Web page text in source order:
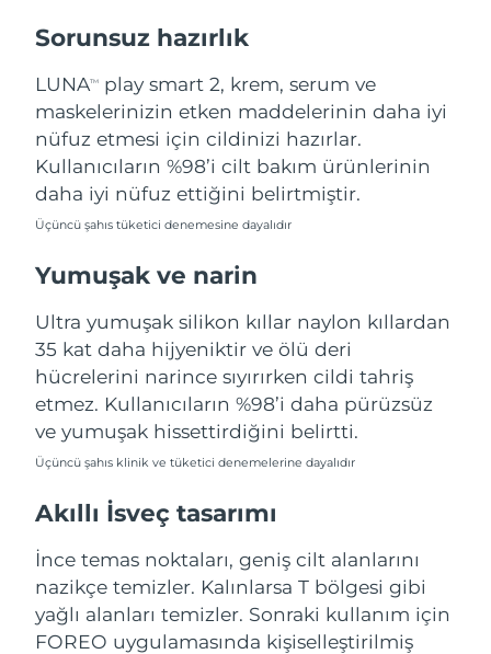
Sorunsuz hazırlık
LUNATM
play smart 2, krem, serum ve
maskelerinizin etken maddelerinin daha iyi
nüfuz etmesi için cildinizi hazırlar.
Kullanıcıların %98’i cilt bakım ürünlerinin
daha iyi nüfuz ettiğini belirtmiştir.
Üçüncü şahıs tüketici denemesine dayalıdır
Yumuşak ve narin
Ultra yumuşak silikon kıllar naylon kıllardan
35 kat daha hijyeniktir ve ölü deri
hücrelerini narince sıyırırken cildi tahriş
etmez. Kullanıcıların %98’i daha pürüzsüz
ve yumuşak hissettirdiğini belirtti.
Üçüncü şahıs klinik ve tüketici denemelerine dayalıdır
Akıllı İsveç tasarımı
İnce temas noktaları, geniş cilt alanlarını
nazikçe temizler. Kalınlarsa T bölgesi gibi
yağlı alanları temizler. Sonraki kullanım için
FOREO uygulamasında kişiselleştirilmiş
Polonya
Portekiz
Tahmini teslim tarihi
09/08/2026
Porto Riko
Tahmini teslim tarihi
Reunion
14/08/2026
Romanya
09/08/2026
Rusya
Tahmini teslim tarihi
Suudi Arabistan
Singapur
Tahmini teslim tarihi
11/08/2026
Slovakya
Tahmini teslim tarihi
09/08/2026